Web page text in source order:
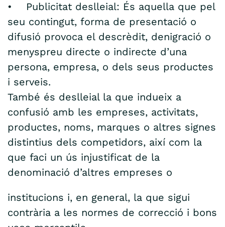
• Publicitat deslleial: És aquella que pel
seu contingut, forma de presentació o
difusió provoca el descrèdit, denigració o
menyspreu directe o indirecte d’una
persona, empresa, o dels seus productes
i serveis.
També és deslleial la que indueix a
confusió amb les empreses, activitats,
productes, noms, marques o altres signes
distintius dels competidors, així com la
que faci un ús injustificat de la
denominació d’altres empreses o
institucions i, en general, la que sigui
contrària a les normes de correcció i bons